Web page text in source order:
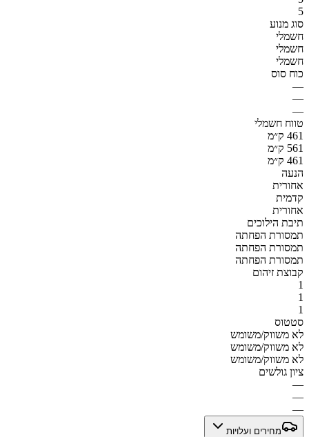
5
סוג מנוע
חשמלי
חשמלי
חשמלי
כוח סוס
—
—
—
טווח חשמלי
461 ק״מ
561 ק״מ
461 ק״מ
הנעה
אחורית
קדמית
אחורית
תיבת הילוכים
תמסורת הפחתה
תמסורת הפחתה
תמסורת הפחתה
קבוצת זיהום
1
1
1
סטטוס
לא משווק/משומש
לא משווק/משומש
לא משווק/משומש
ציון גולשים
—
—
—
מחירים ועלויות